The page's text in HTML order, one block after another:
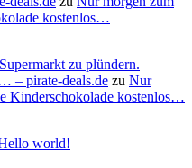
kostenlos…
zu plündern.
– pirate-deals.de zu Nur
Kinderschokolade kostenlos…
world!